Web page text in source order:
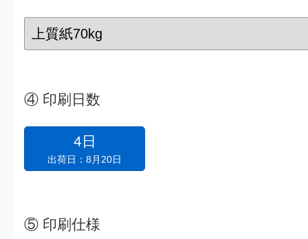
④ 印刷日数
4日
出荷日：8月20日
⑤ 印刷仕様